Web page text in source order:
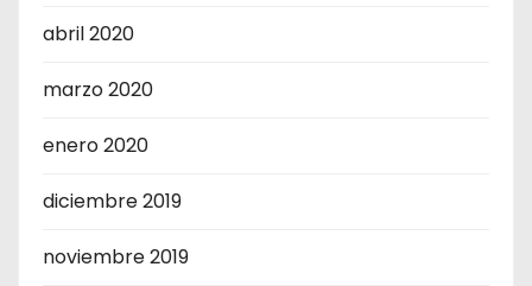
abril 2020
marzo 2020
enero 2020
diciembre 2019
noviembre 2019